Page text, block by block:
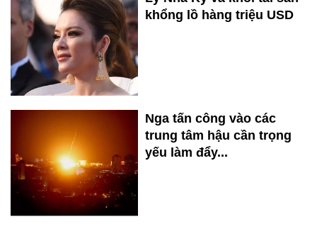
khổng lồ hàng triệu USD
Nga tấn công vào các
trung tâm hậu cần trọng
yếu làm đẩy...